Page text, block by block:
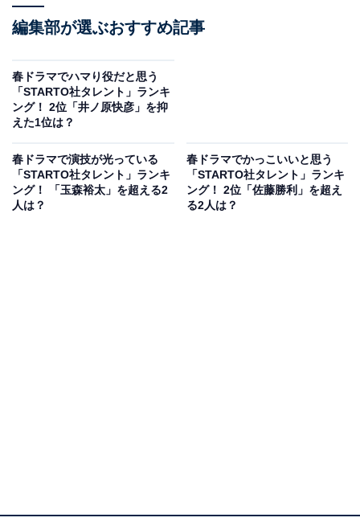
2位に選ばれたのは、Kis-My-Ft2の玉森裕太さんでした。
玉森さんは、堤真一さんが主演を務める日曜劇場
『GIFT』（TBS系）に出演中です。
同作は、パラスポーツの車いすラグビーを題材としたド
編集部が選ぶおすすめ記事
春ドラマでハマり役だと思う
「STARTO社タレント」ランキ
ング！ 2位「井ノ原快彦」を抑
えた1位は？
春ドラマで演技が光っている
「STARTO社タレント」ランキ
ング！ 「玉森裕太」を超える2
人は？
春ドラマでかっこいいと思う
「STARTO社タレント」ランキ
ング！ 2位「佐藤勝利」を超え
る2人は？